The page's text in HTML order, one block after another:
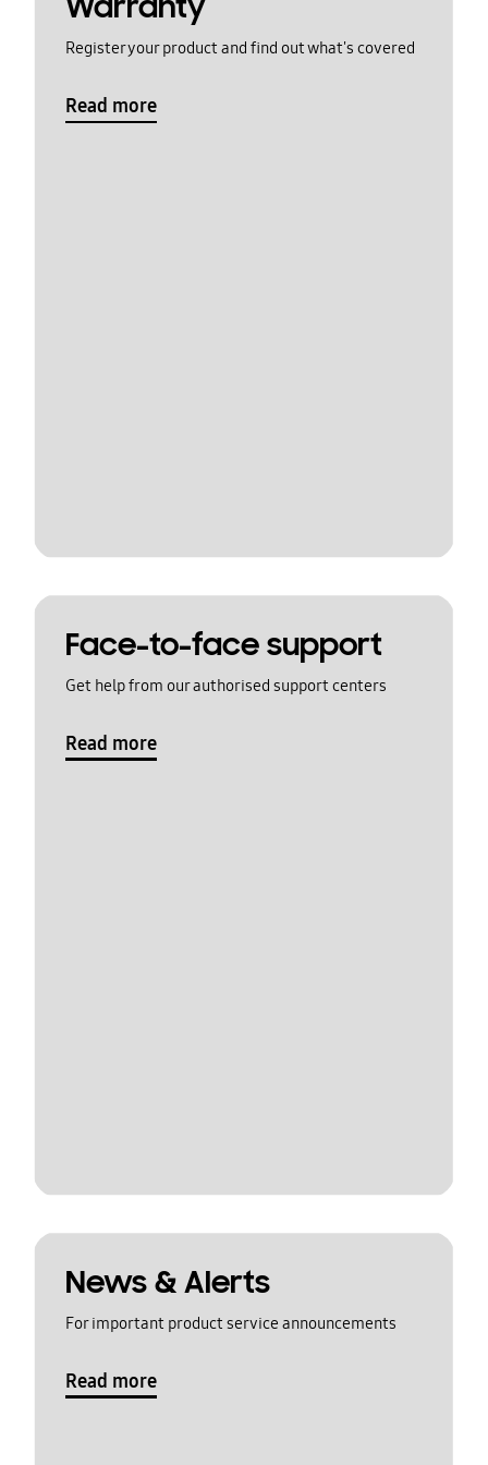
Register your product and find out what's covered
Read more
Face-to-face support
Get help from our authorised support centers
Read more
News & Alerts
For important product service announcements
Read more